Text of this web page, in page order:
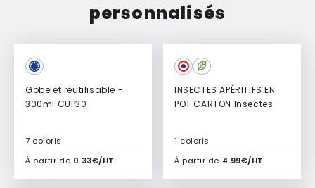
personnalisés
Culte
Gobelet réutilisable -
300ml CUP30
À partir de 0.33€/HT
7 coloris
Ajouter à mon devis
INSECTES APÉRITIFS EN
POT CARTON Insectes
À partir de 4.99€/HT
1 coloris
Ajouter à mon devis